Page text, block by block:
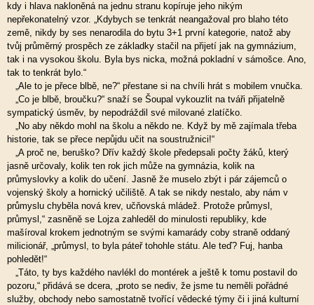
kdy i hlava nakloněná na jednu stranu kopíruje jeho nikým
nepřekonatelný vzor. „Kdybych se tenkrát neangažoval pro blaho této
země, nikdy by ses nenarodila do bytu 3+1 první kategorie, natož aby
tvůj průměrný prospěch ze základky stačil na přijetí jak na gymnázium,
tak i na vysokou školu. Byla bys nicka, možná pokladní v sámošce. Ano,
tak to tenkrát bylo.“
„Ale to je přece blbě, ne?“ přestane si na chvíli hrát s mobilem vnučka.
„Co je blbě, broučku?“ snaží se Šoupal vykouzlit na tváři přijatelně
sympatický úsměv, by nepodráždil své milované zlatíčko.
„No aby někdo mohl na školu a někdo ne. Když by mě zajímala třeba
historie, tak se přece nepůjdu učit na soustružnici!“
„A proč ne, beruško? Dřív každý škole předepsali počty žáků, který
jasně určovaly, kolik ten rok jich může na gymnázia, kolik na
průmyslovky a kolik do učení. Jasně že muselo zbýt i pár zájemců o
vojenský školy a hornický učiliště. A tak se nikdy nestalo, aby nám v
průmyslu chyběla nová krev, učňovská mládež. Protože průmysl,
průmysl,“ zasněně se Lojza zahleděl do minulosti republiky, kde
mašíroval krokem jednotným se svými kamarády coby straně oddaný
milicionář, „průmysl, to byla páteř tohohle státu. Ale teď? Fuj, hanba
pohledět!“
„Táto, ty bys každého navlékl do montérek a ještě k tomu postavil do
pozoru,“ přidává se dcera, „proto se nediv, že jsme tu neměli pořádné
služby, obchody nebo samostatně tvořící vědecké týmy či i jiná kulturní